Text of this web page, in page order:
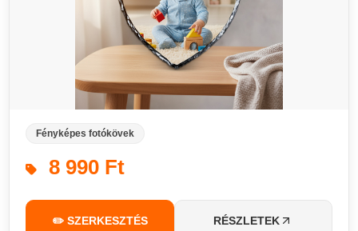
Fényképes fotókövek
8 990 Ft
✏️ SZERKESZTÉS RÉSZLETEK